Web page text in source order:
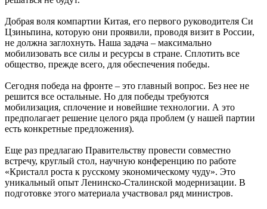
Добрая воля компартии Китая, его первого руководителя Си
Цзиньпина, которую они проявили, проводя визит в России,
не должна заглохнуть. Наша задача – максимально
мобилизовать все силы и ресурсы в стране. Сплотить все
общество, прежде всего, для обеспечения победы.
Сегодня победа на фронте – это главный вопрос. Без нее не
решится все остальные. Но для победы требуются
мобилизация, сплочение и новейшие технологии. А это
предполагает решение целого ряда проблем (у нашей партии
есть конкретные предложения).
Еще раз предлагаю Правительству провести совместно
встречу, круглый стол, научную конференцию по работе
«Кристалл роста к русскому экономическому чуду». Это
уникальный опыт Ленинско-Сталинской модернизации. В
подготовке этого материала участвовал ряд министров.